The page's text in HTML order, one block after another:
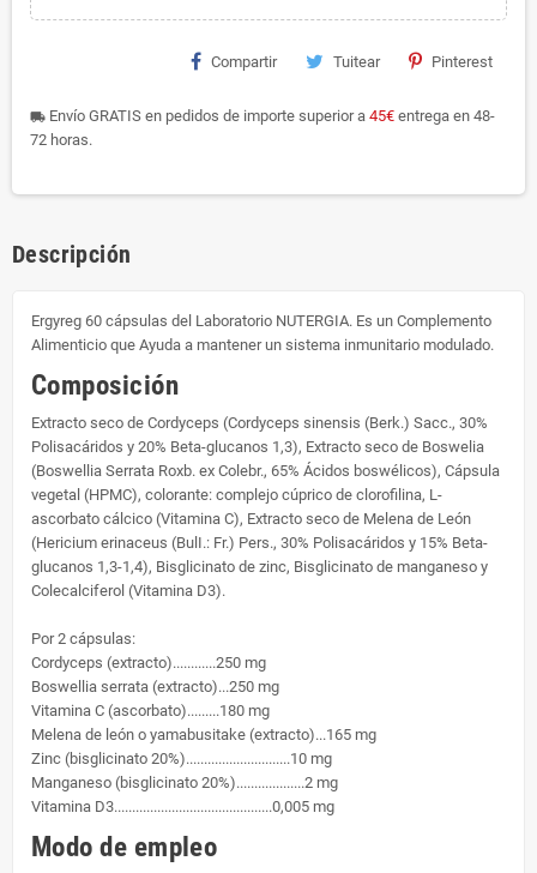
Compartir Tuitear Pinterest
local_shipping Envío GRATIS en pedidos de importe superior a 45€ entrega en 48-
72 horas.
Descripción
Ergyreg 60 cápsulas del Laboratorio NUTERGIA. Es un Complemento
Alimenticio que Ayuda a mantener un sistema inmunitario modulado.
Composición
Extracto seco de Cordyceps (Cordyceps sinensis (Berk.) Sacc., 30%
Polisacáridos y 20% Beta-glucanos 1,3), Extracto seco de Boswelia
(Boswellia Serrata Roxb. ex Colebr., 65% Ácidos boswélicos), Cápsula
vegetal (HPMC), colorante: complejo cúprico de clorofilina, L-
ascorbato cálcico (Vitamina C), Extracto seco de Melena de León
(Hericium erinaceus (BulI.: Fr.) Pers., 30% Polisacáridos y 15% Beta-
glucanos 1,3-1,4), Bisglicinato de zinc, Bisglicinato de manganeso y
Colecalciferol (Vitamina D3).
Por 2 cápsulas:
Cordyceps (extracto)............250 mg
Boswellia serrata (extracto)...250 mg
Vitamina C (ascorbato).........180 mg
Melena de león o yamabusitake (extracto)...165 mg
Zinc (bisglicinato 20%).............................10 mg
Manganeso (bisglicinato 20%)...................2 mg
Vitamina D3............................................0,005 mg
Modo de empleo